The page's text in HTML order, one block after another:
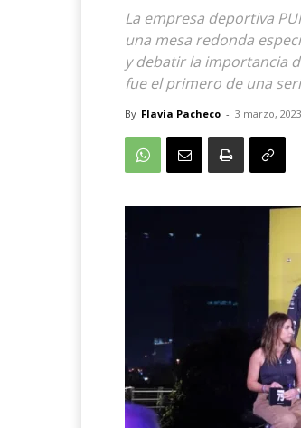
La empresa deportiva
una mesa redonda
y debatir la importancia
fue el primero de una
By Flavia Pacheco - 3 marzo, 2023